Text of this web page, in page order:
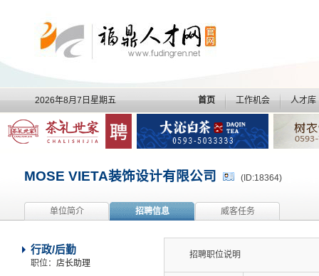
2026年8月7日星期五 首页 工作机会 人才库
MOSE VIETA装饰设计有限公司 (ID:18364)
单位简介 招聘信息 威客任务
行政/后勤
职位： 店长助理
招聘职位说明